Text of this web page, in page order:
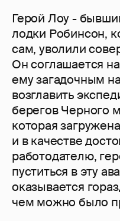
Герой Лоу -
лодки Робинсон,
сам, уволили
Он соглашается
ему загадочным
возглавить
берегов Черного
которая
и в качестве
работодателю,
пуститься в эту
оказывается
чем можно было